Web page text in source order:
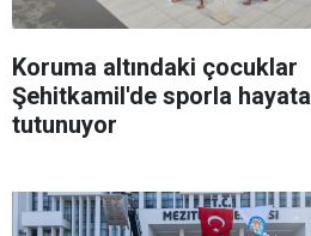
Koruma altındaki çocuklar
Şehitkamil'de sporla hayata
tutunuyor